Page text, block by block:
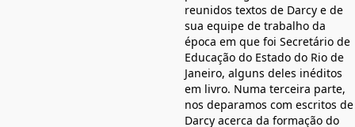
reunidos textos de Darcy e de
sua equipe de trabalho da
época em que foi Secretário de
Educação do Estado do Rio de
Janeiro, alguns deles inéditos
em livro. Numa terceira parte,
nos deparamos com escritos de
Darcy acerca da formação do